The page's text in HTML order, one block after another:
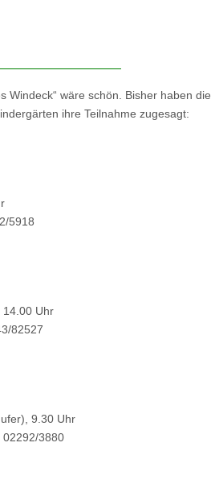
Windeck“ wäre schön. Bisher haben die
ihre Teilnahme zugesagt:
5918
Uhr
82527
9.30 Uhr
3880